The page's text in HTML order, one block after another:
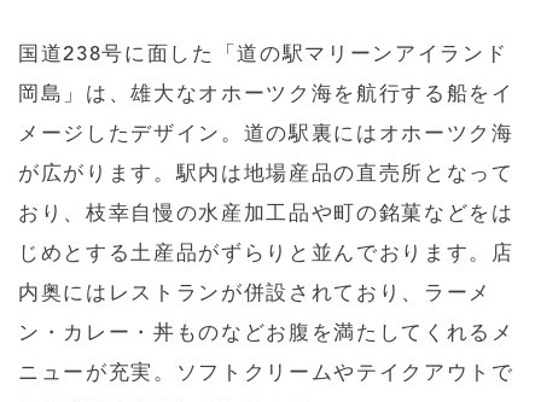
国道238号に面した「道の駅マリーンアイランド
岡島」は、雄大なオホーツク海を航行する船をイ
メージしたデザイン。道の駅裏にはオホーツク海
が広がります。駅内は地場産品の直売所となって
おり、枝幸自慢の水産加工品や町の銘菓などをは
じめとする土産品がずらりと並んでおります。店
内奥にはレストランが併設されており、ラーメ
ン・カレー・丼ものなどお腹を満たしてくれるメ
ニューが充実。ソフトクリームやテイクアウトで